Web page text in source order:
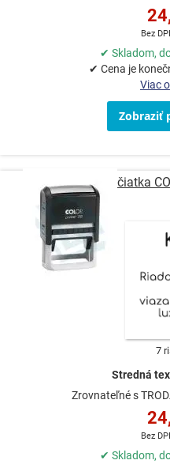
✔ Skladom,
✔ Cena je
Viac
Zobraziť
Pečiatka
7
Stredná
Zrovnateľné s
✔ Skladom,